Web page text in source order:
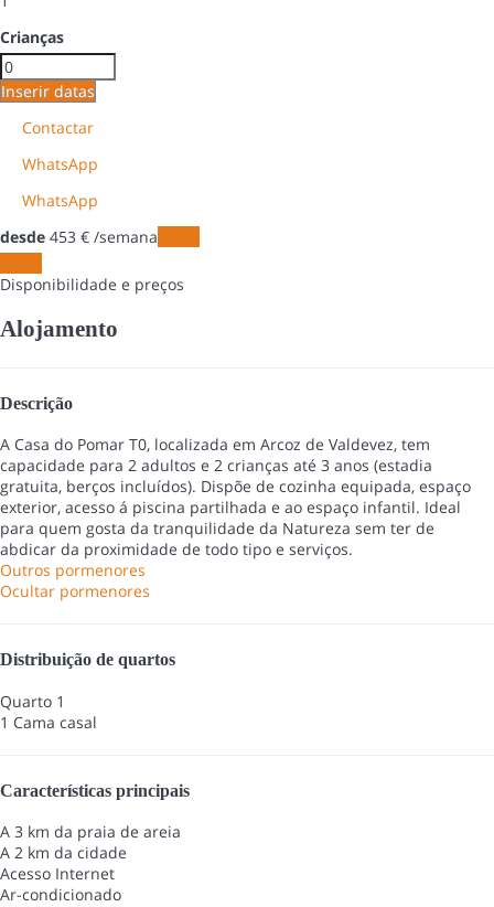
Crianças
Inserir datas
Contactar
WhatsApp
WhatsApp
desde 453 € /semana
Disponibilidade e preços
Alojamento
Descrição
A Casa do Pomar T0, localizada em Arcoz de Valdevez, tem
capacidade para 2 adultos e 2 crianças até 3 anos (estadia
gratuita, berços incluídos). Dispõe de cozinha equipada, espaço
exterior, acesso á piscina partilhada e ao espaço infantil. Ideal
para quem gosta da tranquilidade da Natureza sem ter de
abdicar da proximidade de todo tipo e serviços.
Outros pormenores
Ocultar pormenores
Distribuição de quartos
Quarto 1
1 Cama casal
Características principais
A 3 km da praia de areia
A 2 km da cidade
Acesso Internet
Ar-condicionado